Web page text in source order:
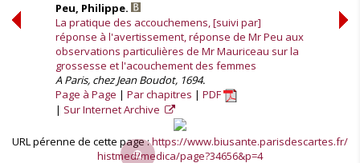
Peu, Philippe.
La pratique des accouchemens, [suivi par]
réponse à l'avertissement, réponse de Mr Peu aux
observations particulières de Mr Mauriceau sur la
grossesse et l'acouchement des femmes
A Paris, chez Jean Boudot, 1694.
Page à Page
Par chapitres
PDF
Sur Internet Archive
URL pérenne de cette page :https://www.biusante.parisdescartes.fr/
histmed/medica/page?34656&p=4